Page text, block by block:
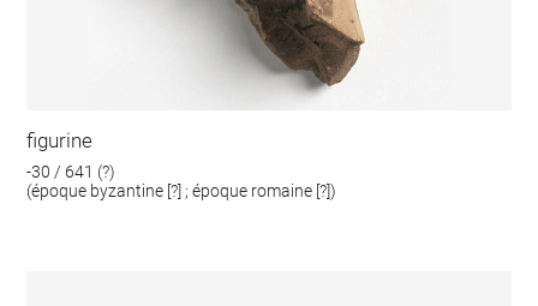
figurine
-30 / 641 (?)
(époque byzantine [?] ; époque romaine [?])